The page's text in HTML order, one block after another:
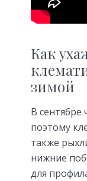
Как
зимой
В сентябре
поэтому
также
нижние
для